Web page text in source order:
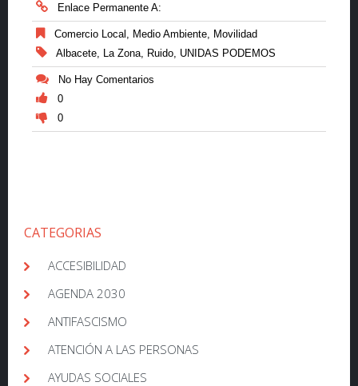
Enlace Permanente A:
Comercio Local Medio Ambiente
Movilidad
Albacete
La Zona Ruido UNIDAS PODEMOS
No Hay Comentarios
0
0
CATEGORIAS
ACCESIBILIDAD
AGENDA 2030
ANTIFASCISMO
ATENCIÓN A LAS PERSONAS
AYUDAS SOCIALES